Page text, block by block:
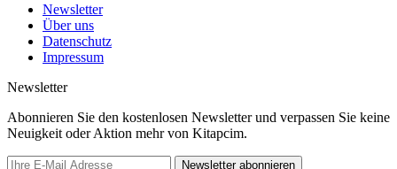
Newsletter
Über uns
Datenschutz
Impressum
Newsletter
Abonnieren Sie den kostenlosen Newsletter und verpassen Sie keine
Neuigkeit oder Aktion mehr von Kitapcim.
Newsletter abonnieren